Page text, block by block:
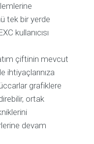
tek bir yerde
kullanıcısı
çiftinin mevcut
ihtiyaçlarınıza
grafiklere
ortak
devam